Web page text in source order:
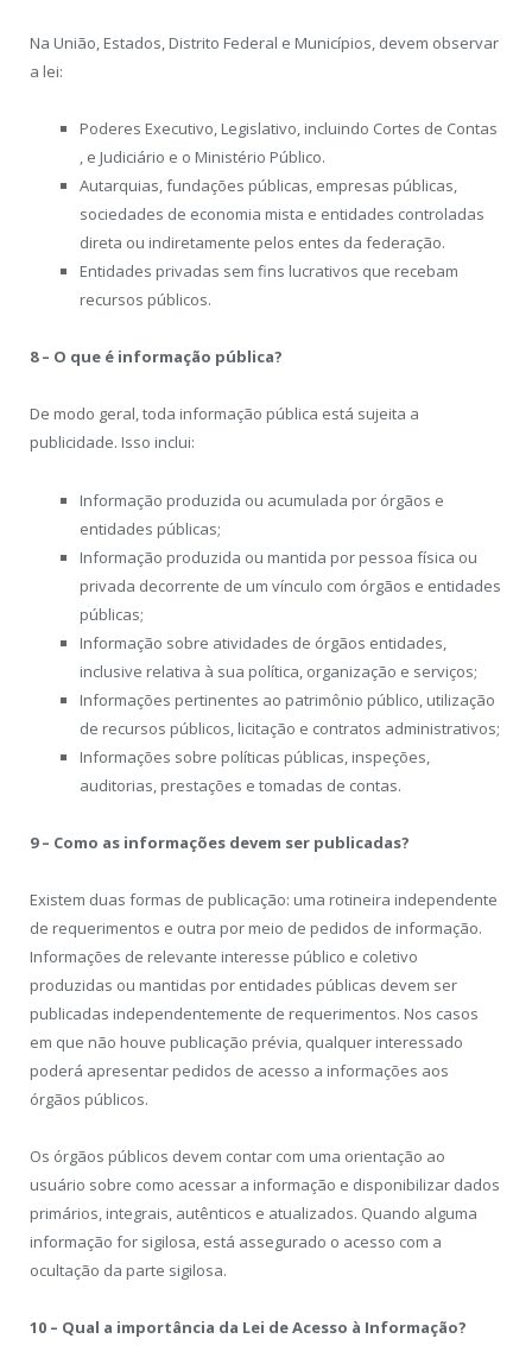
Na União, Estados, Distrito Federal e Municípios, devem observar
a lei:
Poderes Executivo, Legislativo, incluindo Cortes de Contas
, e Judiciário e o Ministério Público.
Autarquias, fundações públicas, empresas públicas,
sociedades de economia mista e entidades controladas
direta ou indiretamente pelos entes da federação.
Entidades privadas sem fins lucrativos que recebam
recursos públicos.
8 – O que é informação pública?
De modo geral, toda informação pública está sujeita a
publicidade. Isso inclui:
Informação produzida ou acumulada por órgãos e
entidades públicas;
Informação produzida ou mantida por pessoa física ou
privada decorrente de um vínculo com órgãos e entidades
públicas;
Informação sobre atividades de órgãos entidades,
inclusive relativa à sua política, organização e serviços;
Informações pertinentes ao patrimônio público, utilização
de recursos públicos, licitação e contratos administrativos;
Informações sobre políticas públicas, inspeções,
auditorias, prestações e tomadas de contas.
9 – Como as informações devem ser publicadas?
Existem duas formas de publicação: uma rotineira independente
de requerimentos e outra por meio de pedidos de informação.
Informações de relevante interesse público e coletivo
produzidas ou mantidas por entidades públicas devem ser
publicadas independentemente de requerimentos. Nos casos
em que não houve publicação prévia, qualquer interessado
poderá apresentar pedidos de acesso a informações aos
órgãos públicos.
Os órgãos públicos devem contar com uma orientação ao
usuário sobre como acessar a informação e disponibilizar dados
primários, integrais, autênticos e atualizados. Quando alguma
informação for sigilosa, está assegurado o acesso com a
ocultação da parte sigilosa.
10 – Qual a importância da Lei de Acesso à Informação?